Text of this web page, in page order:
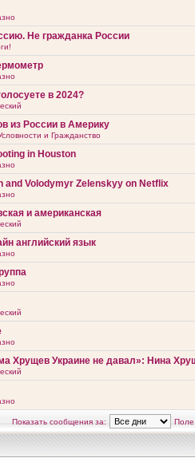
Не гражданка России
в 2024?
из России в Америку
и Гражданство
in Houston
and Volodymyr Zelenskyy on Netflix
и американская
английский язык
Хрущев Украине не давал»: Нина
Показать сообщения за: Поле